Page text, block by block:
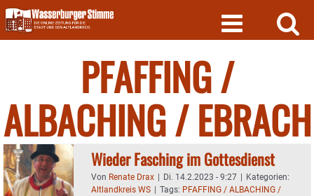
Skip
to
content
PFAFFING /
ALBACHING / EBRACH
Wieder Fasching im Gottesdienst
Von Renate Drax | Di. 14.2.2023 - 9:27 | Kategorien:
Altlandkreis WS | Tags: PFAFFING / ALBACHING /